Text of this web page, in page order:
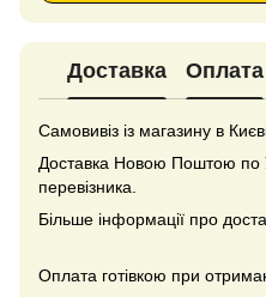
Доставка Оплата
Самовивіз із магазину в
Доставка Новою Поштою по
перевізника.
Більше інформації про
Оплата готівкою при